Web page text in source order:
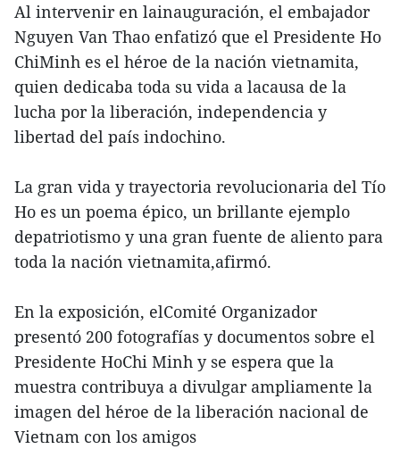
Al intervenir en lainauguración, el embajador
Nguyen Van Thao enfatizó que el Presidente Ho
ChiMinh es el héroe de la nación vietnamita,
quien dedicaba toda su vida a lacausa de la
lucha por la liberación, independencia y
libertad del país indochino.
La gran vida y trayectoria revolucionaria del Tío
Ho es un poema épico, un brillante ejemplo
depatriotismo y una gran fuente de aliento para
toda la nación vietnamita,afirmó.
En la exposición, elComité Organizador
presentó 200 fotografías y documentos sobre el
Presidente HoChi Minh y se espera que la
muestra contribuya a divulgar ampliamente la
imagen del héroe de la liberación nacional de
Vietnam con los amigos